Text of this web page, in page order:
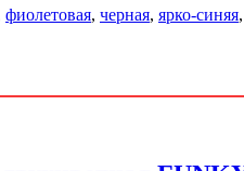
фиолетовая, черная, ярко-синяя,